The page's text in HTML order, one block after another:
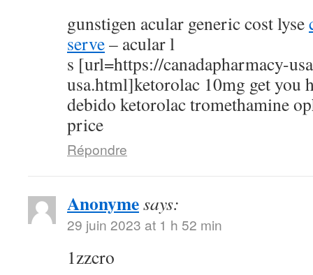
gunstigen acular generic cost lyse
serve– acular l
s [url=https://canadapharmacy-
usa.html]ketorolac 10mg get you
debido ketorolac tromethamine
price
Répondre
Anonymesays:
29 juin 2023 at 1 h 52 min
1zzcro